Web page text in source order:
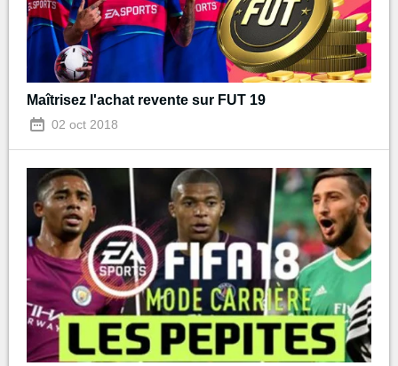
Maîtrisez l'achat revente sur FUT 19
02 oct 2018